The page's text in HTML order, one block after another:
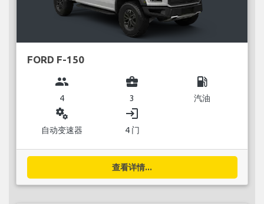
FORD F-150
group
4
business_center
3
local_gas_station
汽油
miscellaneous_services
自动变速器
login
4 门
查看详情...